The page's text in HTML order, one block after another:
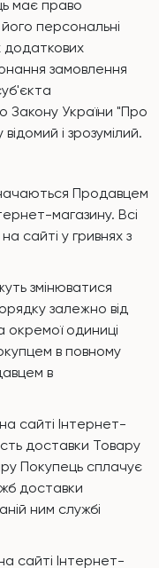
має право
персональні
додаткових
замовлення
Закону України "Про
і зрозумілий.
Продавцем
магазину. Всі
сайті у гривнях з
змінюватися
залежно від
окремої одиниці
в повному
в
сайті Інтернет-
доставки Товару
Покупець сплачує
доставки
ним службі
сайті Інтернет-